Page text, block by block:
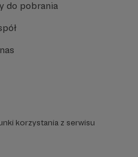
do pobrania
korzystania z serwisu